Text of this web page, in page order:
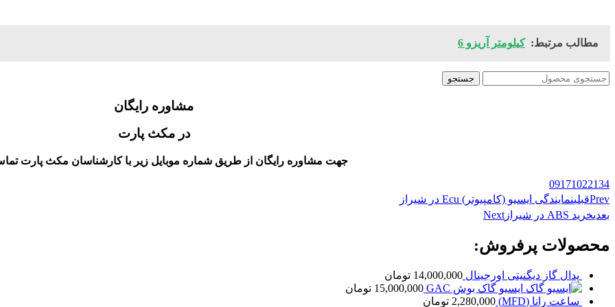
مطالب مرتبط: کیلومتر آریزو 6
جستجو
مشاوره رایگان
در مکث پارت
جهت مشاوره رایگان از طریق شماره موبایل زیر با کارشناسان مکث پارت
09171022134
Prevقبلینمایندگی ایسیو (کامپیوتر) Ecu در شیراز
بعدیخرید ABS در شیراز Next
محصولات پرفروش:
پدال گاز دیگنیتی اورجینال 14,000,000 تومان
ایسیو گاک بوش GAC
15,000,000 تومان
ساعت رانا (MFD)
2,280,000 تومان